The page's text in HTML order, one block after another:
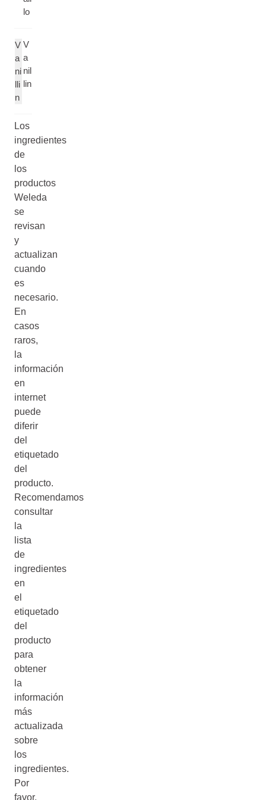
lo
V
a
ni
lli
n
V
a
nil
lin
Los
ingredientes
de
los
productos
Weleda
se
revisan
y
actualizan
cuando
es
necesario.
En
casos
raros,
la
información
en
internet
puede
diferir
del
etiquetado
del
producto.
Recomendamos
consultar
la
lista
de
ingredientes
en
el
etiquetado
del
producto
para
obtener
la
información
más
actualizada
sobre
los
ingredientes.
Por
favor,